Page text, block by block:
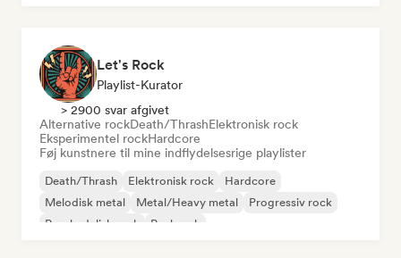
Let's Rock
Playlist-Kurator
> 2900 svar afgivet
Alternative rockDeath/ThrashElektronisk rock
Eksperimentel rockHardcore
Føj kunstnere til mine indflydelsesrige playlister
Death/Thrash Elektronisk rock
Hardcore
Melodisk metal
Metal/Heavy metal
Progressiv rock
Psychedelisk rock
Punkrock